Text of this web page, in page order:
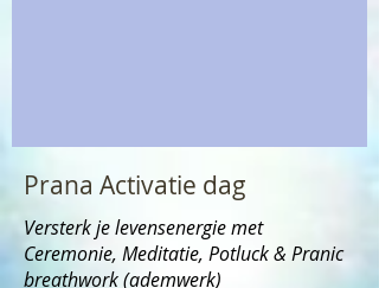
Prana Activatie dag
Versterkje levensenergie met
Ceremonie, Meditatie, Potluck& Pranic
breathwork(ademwerk)